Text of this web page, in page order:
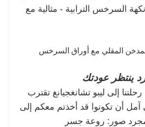
السرخس الترابية - مثالية مع
رحلتنا إلى ليبو تشانغجيانغ تقترب
آمل أن تكونوا قد أخذتم معكم إلى
مجرد صور: روعة جسر